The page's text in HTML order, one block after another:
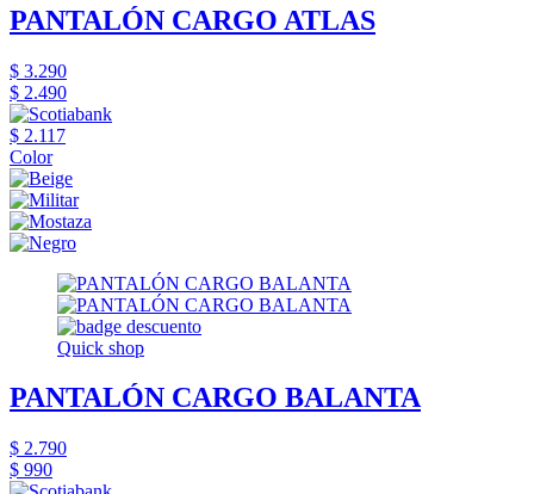
PANTALÓN CARGO ATLAS
$ 3.290
$ 2.490
$ 2.117
Color
Quick shop
PANTALÓN CARGO BALANTA
$ 2.790
$ 990